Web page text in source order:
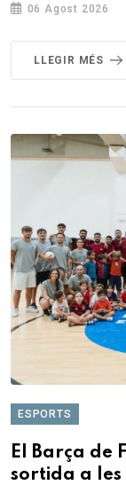
06 Agost 2026
LLEGIR MÉS
ESPORTS
El Barça de
sortida a les